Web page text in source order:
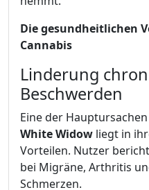
Die gesundheitlichen
Cannabis
Linderung
Beschwerden
Eine der
White Widow liegt in
Vorteilen. Nutzer
bei Migräne, Arthritis
Schmerzen.